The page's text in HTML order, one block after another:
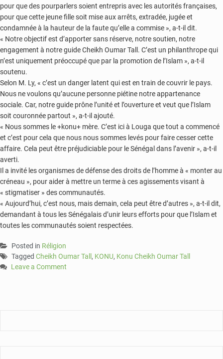
pour que des pourparlers soient entrepris avec les autorités françaises,
pour que cette jeune fille soit mise aux arrêts, extradée, jugée et
condamnée à la hauteur de la faute qu’elle a commise », a-t-il dit.
« Notre objectif est d’apporter sans réserve, notre soutien, notre
engagement à notre guide Cheikh Oumar Tall. C’est un philanthrope qui
n’est uniquement préoccupé que par la promotion de l’Islam », a-t-il
soutenu.
Selon M. Ly, « c’est un danger latent qui est en train de couvrir le pays.
Nous ne voulons qu’aucune personne piétine notre appartenance
sociale. Car, notre guide prône l’unité et l’ouverture et veut que l’Islam
soit couronnée partout », a-t-il ajouté.
« Nous sommes le +konu+ mère. C’est ici à Louga que tout a commencé
et c’est pour cela que nous nous sommes levés pour faire cesser cette
affaire. Cela peut être préjudiciable pour le Sénégal dans l’avenir », a-t-il
averti.
Il a invité les organismes de défense des droits de l’homme à « monter au
créneau », pour aider à mettre un terme à ces agissements visant à
« stigmatiser » des communautés.
« Aujourd’hui, c’est nous, mais demain, cela peut être d’autres », a-t-il dit,
demandant à tous les Sénégalais d’unir leurs efforts pour que l’Islam et
toutes les communautés soient respectées.
Posted in Réligion
Tagged Cheikh Oumar Tall , KONU, Konu Cheikh Oumar Tall
Leave a Comment